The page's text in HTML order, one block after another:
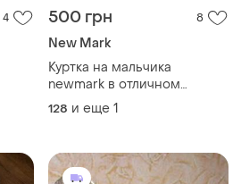
4 500 грн 8
New Mark
Куртка на мальчика
newmark в отличном
состоянии
128 и еще 1